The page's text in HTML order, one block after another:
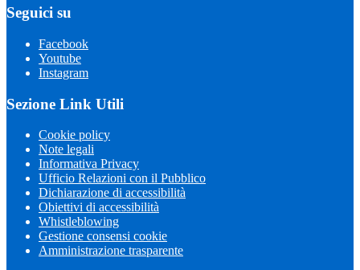
Seguici su
Facebook
Youtube
Instagram
Sezione Link Utili
Cookie policy
Note legali
Informativa Privacy
Ufficio Relazioni con il Pubblico
Dichiarazione di accessibilità
Obiettivi di accessibilità
Whistleblowing
Gestione consensi cookie
Amministrazione trasparente